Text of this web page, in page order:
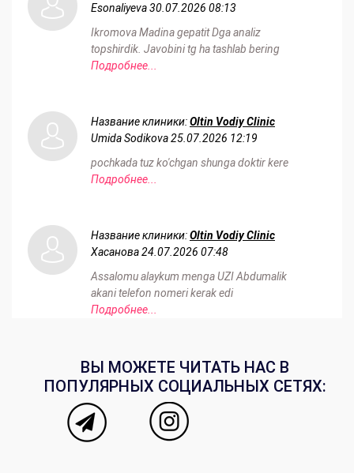
Esonaliyeva30.07.2026 08:13
Ikromova Madina gepatit Dga analiz
topshirdik. Javobini tg ha tashlab bering
Подробнее...
Название клиники:Oltin Vodiy Clinic
Umida Sodikova25.07.2026 12:19
pochkada tuz ko'chgan shunga doktir kere
Подробнее...
Название клиники:Oltin Vodiy Clinic
Хасанова24.07.2026 07:48
Assalomu alaykum menga UZI Abdumalik
akani telefon nomeri kerak edi
Подробнее...
ВЫ МОЖЕТЕ ЧИТАТЬ НАС В
ПОПУЛЯРНЫХ СОЦИАЛЬНЫХ СЕТЯХ: